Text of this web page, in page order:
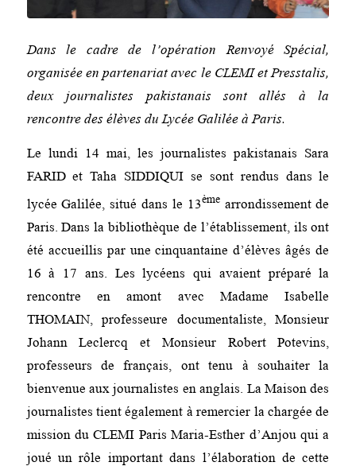
Dans le cadre de l’opération Renvoyé Spécial,
organisée en partenariat avec le CLEMI et Presstalis,
deux journalistes pakistanais sont allés à la
rencontre des élèves du Lycée Galilée à Paris.
Le lundi 14 mai, les journalistes pakistanais Sara
FARID et Taha SIDDIQUI se sont rendus dans le
lycée Galilée, situé dans le 13èmearrondissement de
Paris. Dans la bibliothèque de l’établissement, ils ont
été accueillis par une cinquantaine d’élèves âgés de
16 à 17 ans. Les lycéens qui avaient préparé la
rencontre en amont avec Madame Isabelle
THOMAIN, professeure documentaliste, Monsieur
Johann Leclercq et Monsieur Robert Potevins,
professeurs de français, ont tenu à souhaiter la
bienvenue aux journalistes en anglais. La Maison des
journalistes tient également à remercier la chargée de
mission du CLEMI Paris Maria-Esther d’Anjou qui a
joué un rôle important dans l’élaboration de cette